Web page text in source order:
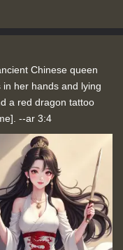
Chinese queen
her hands and lying
a red dragon tattoo
--ar 3:4